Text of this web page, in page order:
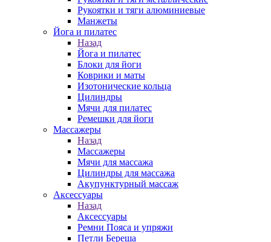
Рукоятки и тяги алюминиевые
Манжеты
Йога и пилатес
Назад
Йога и пилатес
Блоки для йоги
Коврики и маты
Изотонические кольца
Цилиндры
Мячи для пилатес
Ремешки для йоги
Массажеры
Назад
Массажеры
Мячи для массажа
Цилиндры для массажа
Акупунктурный массаж
Аксессуары
Назад
Аксессуары
Ремни Пояса и упряжи
Петли Береша